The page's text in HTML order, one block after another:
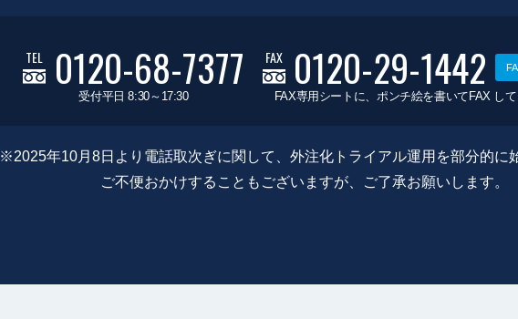
TEL 0120-68-7377
受付平日 8:30～17:30
FAX 0120-29-1442
FAX専用シートに、ポンチ絵を書いてFAX して
※2025年10月8日より電話取次ぎに関して、外注化トライアル運用を部分的に
ご不便おかけすることもございますが、ご了承お願いします。